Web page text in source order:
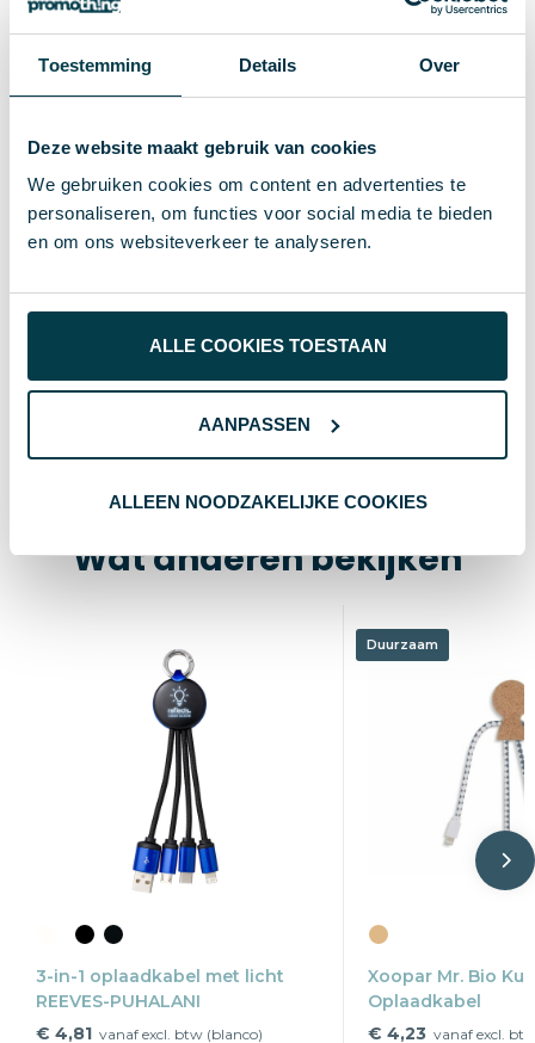
Toestemming Details Over
Deze website maakt gebruik van cookies
We gebruiken cookies om content en advertenties te
personaliseren, om functies voor social media te bieden
en om ons websiteverkeer te analyseren.
ALLE COOKIES TOESTAAN
AANPASSEN
ALLEEN NOODZAKELIJKE COOKIES
Specificaties
Materiaal Bamboo, DuPont Tyvek
Kleur Natuur
25.5 cm
Lengte 15 cm
Wat anderen bekijken
3-in-1 oplaadkabel met licht
REEVES-PUHALANI
€ 4,81 vanaf excl. btw (blanco)
Duurzaam
Xoopar Mr. Bio
Oplaadkabel
€ 4,23 vanaf excl.